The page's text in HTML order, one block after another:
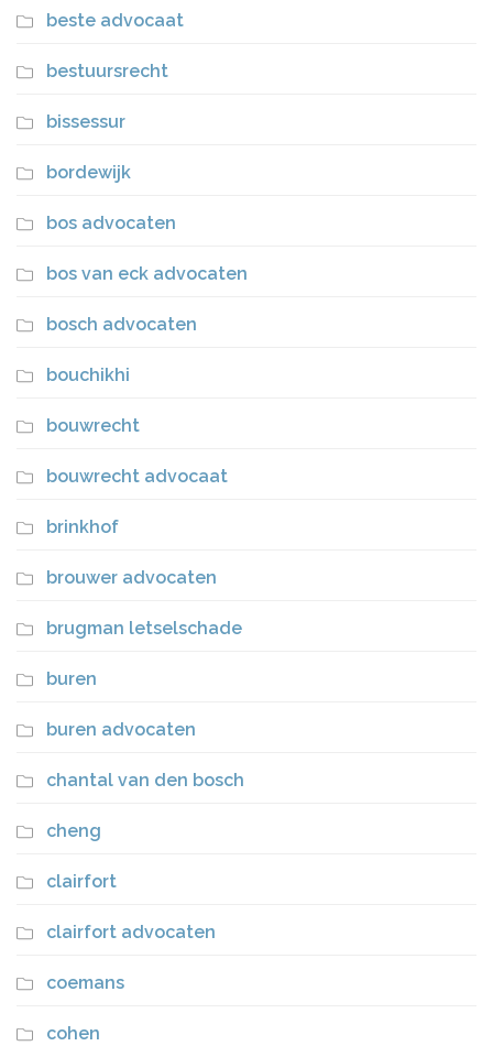
beste advocaat
bestuursrecht
bissessur
bordewijk
bos advocaten
bos van eck advocaten
bosch advocaten
bouchikhi
bouwrecht
bouwrecht advocaat
brinkhof
brouwer advocaten
brugman letselschade
buren
buren advocaten
chantal van den bosch
cheng
clairfort
clairfort advocaten
coemans
cohen